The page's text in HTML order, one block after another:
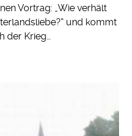
Vortrag: „Wie verhält
und kommt
der Krieg…